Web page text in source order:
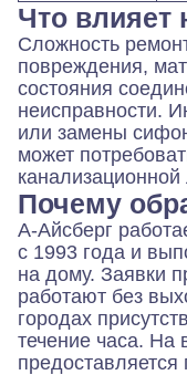
Что влияет
Сложность
повреждения,
состояния
неисправности.
или замены
может
канализационной
Почему
А-Айсберг
с 1993 года и
на дому. Заявки
работают без
городах
течение часа.
предоставляется